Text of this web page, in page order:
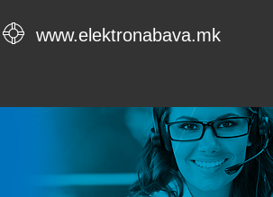
www.elektronabava.mk